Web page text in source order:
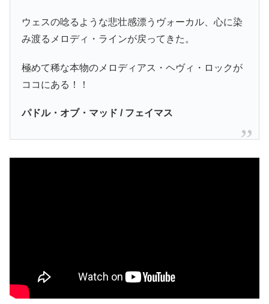
ウェスの唸るような悲壮感漂うヴォーカル、心に染
み渡るメロディ・ラインが戻ってきた。
極めて稀な本物のメロディアス・ヘヴィ・ロックが
ココにある！！
パドル・オブ・マッド / フェイマス